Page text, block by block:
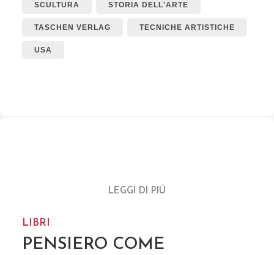
SCULTURA STORIA DELL'ARTE
TASCHEN VERLAG TECNICHE ARTISTICHE
USA
LEGGI DI PIÚ
LIBRI
PENSIERO COME